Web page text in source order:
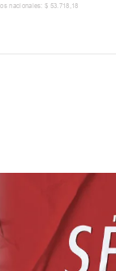
nacionales: $ 53 718 18